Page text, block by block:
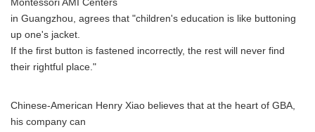
Montessori AMI Centers
in Guangzhou, agrees that "children's education is like buttoning
up one's jacket.
If the first button is fastened incorrectly, the rest will never find
their rightful place."
Chinese-American Henry Xiao believes that at the heart of GBA,
his company can